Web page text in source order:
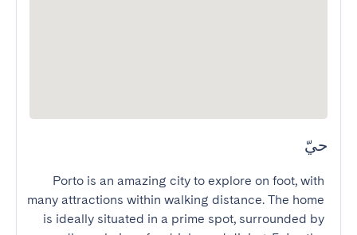
حيّ
Porto is an amazing city to explore on foot, with
many attractions within walking distance. The home
is ideally situated in a prime spot, surrounded by